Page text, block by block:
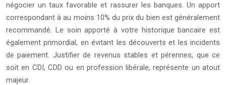
négocier un taux favorable et rassurer les banques. Un apport
correspondant à au moins 10% du prix du bien est généralement
recommandé. Le soin apporté à votre historique bancaire est
également primordial, en évitant les découverts et les incidents
de paiement. Justifier de revenus stables et pérennes, que ce
soit en CDI, CDD ou en profession libérale, représente un atout
majeur.